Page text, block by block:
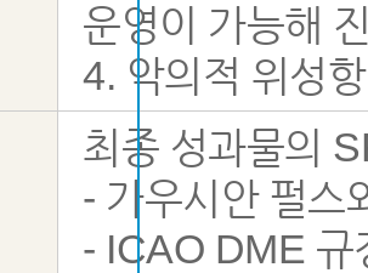
운영이 가능해
4. 악의적 위성
최종 성과물의
- 가우시안 펄스
- ICAO DME 규